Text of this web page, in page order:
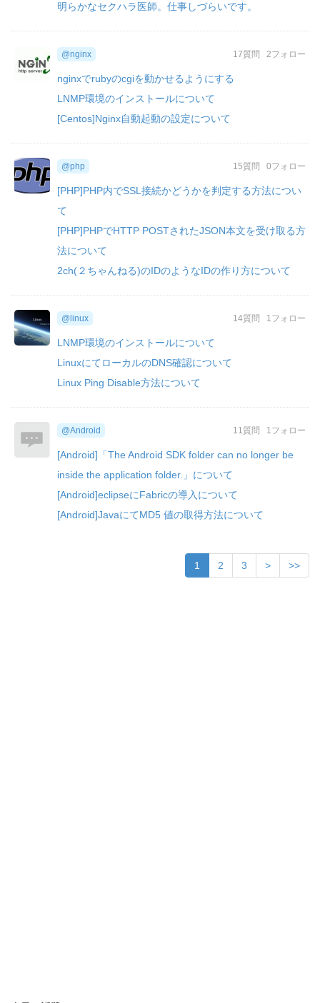
明らかなセクハラ医師。仕事しづらいです。
17質問 2フォロー
@nginx
nginxでrubyのcgiを動かせるようにする
LNMP環境のインストールについて
[Centos]Nginx自動起動の設定について
15質問 0フォロー
@php
[PHP]PHP内でSSL接続かどうかを判定する方法につい
て
[PHP]PHPでHTTP POSTされたJSON本文を受け取る方
法について
2ch(２ちゃんねる)のIDのようなIDの作り方について
14質問 1フォロー
@linux
LNMP環境のインストールについて
LinuxにてローカルのDNS確認について
Linux Ping Disable方法について
11質問 1フォロー
@Android
[Android]「The Android SDK folder can no longer be
inside the application folder.」について
[Android]eclipseにFabricの導入について
[Android]JavaにてMD5 値の取得方法について
1 2 3 > >>